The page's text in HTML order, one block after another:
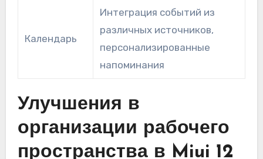
Календарь
Интеграция событий из
различных источников,
персонализированные
напоминания
Улучшения в
организации рабочего
пространства в Miui 12